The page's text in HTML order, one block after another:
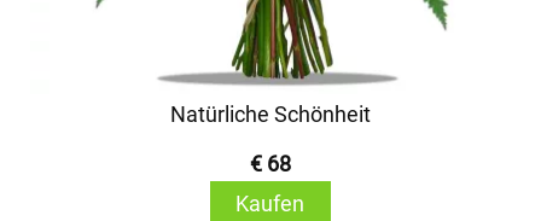
Natürliche Schönheit
€ 68
Kaufen